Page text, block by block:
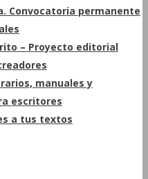
Convocatoria permanente
– Proyecto editorial
manuales y
escritores
a tus textos